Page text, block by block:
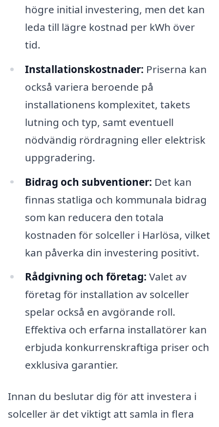
högre initial investering, men det kan
leda till lägre kostnad per kWh över
tid.
Installationskostnader: Priserna kan
också variera beroende på
installationens komplexitet, takets
lutning och typ, samt eventuell
nödvändig rördragning eller elektrisk
uppgradering.
Bidrag och subventioner: Det kan
finnas statliga och kommunala bidrag
som kan reducera den totala
kostnaden för solceller i Harlösa, vilket
kan påverka din investering positivt.
Rådgivning och företag: Valet av
företag för installation av solceller
spelar också en avgörande roll.
Effektiva och erfarna installatörer kan
erbjuda konkurrenskraftiga priser och
exklusiva garantier.
Innan du beslutar dig för att investera i
solceller är det viktigt att samla in flera